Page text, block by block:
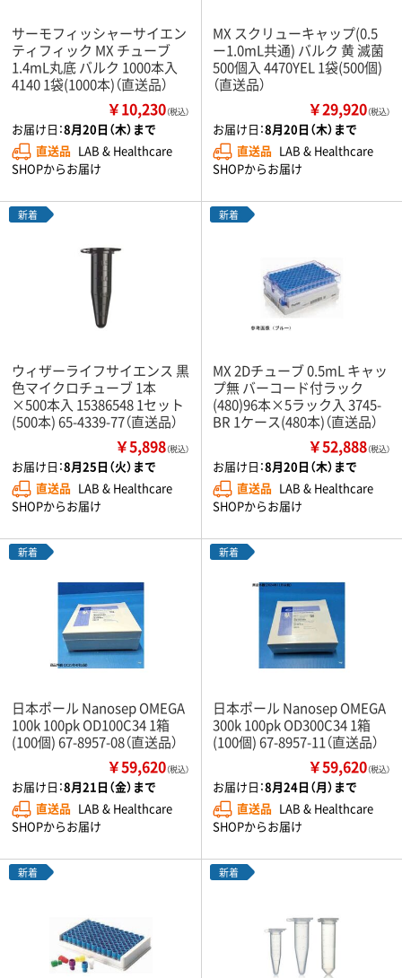
サーモフィッシャーサイエン
ティフィック MX チューブ
1.4mL丸底 バルク 1000本入
4140 1袋(1000本)（直送品）
￥10,230（税込）
お届け日：8月20日（木）まで
直送品 LAB & Healthcare
SHOPからお届け
MX スクリューキャップ(0.5
ー1.0mL共通) バルク 黄 滅菌
500個入 4470YEL 1袋(500個)
（直送品）
￥29,920（税込）
お届け日：8月20日（木）まで
直送品 LAB & Healthcare
SHOPからお届け
新着
ウィザーライフサイエンス 黒
色マイクロチューブ 1本
×500本入 15386548 1セット
(500本) 65-4339-77（直送品）
￥5,898（税込）
お届け日：8月25日（火）まで
直送品 LAB & Healthcare
SHOPからお届け
新着
MX 2Dチューブ 0.5mL キャッ
プ無 バーコード付ラック
(480)96本×5ラック入 3745-
BR 1ケース(480本)（直送品）
￥52,888（税込）
お届け日：8月20日（木）まで
直送品 LAB & Healthcare
SHOPからお届け
新着
日本ポール Nanosep OMEGA
100k 100pk OD100C34 1箱
(100個) 67-8957-08（直送品）
￥59,620（税込）
お届け日：8月21日（金）まで
直送品 LAB & Healthcare
SHOPからお届け
新着
日本ポール Nanosep OMEGA
300k 100pk OD300C34 1箱
(100個) 67-8957-11（直送品）
￥59,620（税込）
お届け日：8月24日（月）まで
直送品 LAB & Healthcare
SHOPからお届け
新着 新着